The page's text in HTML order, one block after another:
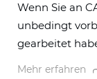
Wenn Sie an
unbedingt
gearbeitet
Mehr erfahren